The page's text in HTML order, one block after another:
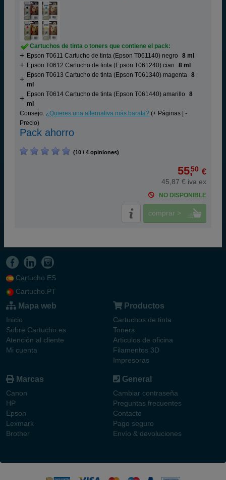
Cartuchos de tinta o toners que contiene el pack:
Epson T0611 Cartucho de tinta (Epson T061140) negro
8 ml
Epson T0612 Cartucho de tinta (Epson T061240) cian
8 ml
Epson T0613 Cartucho de tinta (Epson T061340) magenta 8
ml
Epson T0614 Cartucho de tinta (Epson T061440) amarillo
8
ml
Consejo: ¿Quieres una alternativa más barata? (+ Páginas | -
Precio)
Pack ahorro
(10 / 4 opiniones)
55,50 €
45,87 € iva ex
NO DISPONIBLE
comprar >
Cartucho.ES
Cartucho.PT
Mapa web
Inicio
Sobre Cartucho.es
Atención al cliente
Mi cuenta
Productos
Cartuchos de tinta
Toners
Articulos de oficina
Filamentos 3D
Impresoras
Marcas
Canon
HP
Epson
Lexmark
Brother
General
Cambiar contraseña
Preguntas frecuentes
Contacto
Pago seguro
Envío & devoluciones